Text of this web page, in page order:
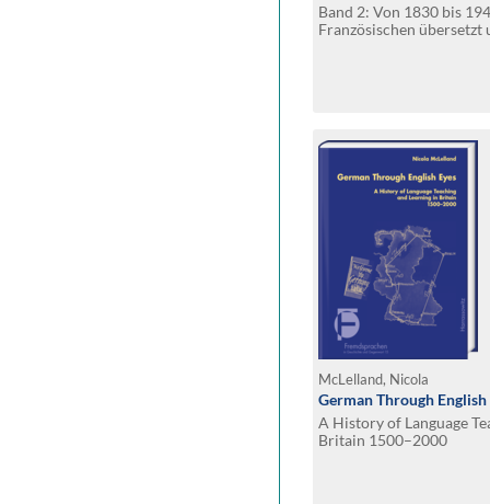
Band 2: Von 1830 bis
Französischen übersetzt
McLelland, Nicola
German Through English
A History of Language
Britain 1500–2000